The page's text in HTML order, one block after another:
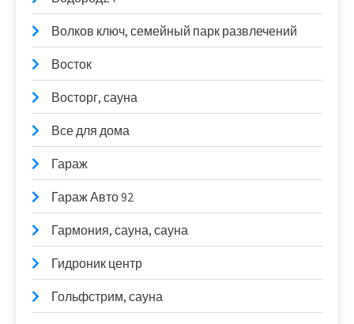
Волков ключ, семейный парк развлечений
Восток
Восторг, сауна
Все для дома
Гараж
Гараж Авто 92
Гармония, сауна, сауна
Гидроник центр
Гольфстрим, сауна